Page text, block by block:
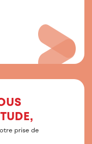
prise de